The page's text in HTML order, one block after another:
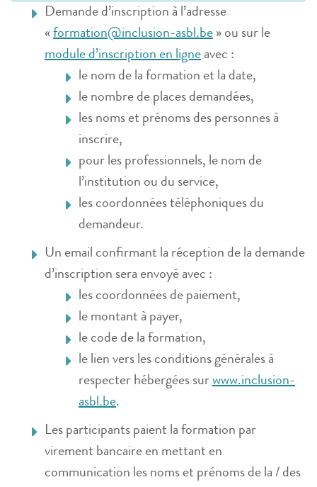
Demande d’inscription à l’adresse
« formation@inclusion-asbl.be » ou sur le
module d’inscription en ligne avec :
le nom de la formation et la date,
le nombre de places demandées,
les noms et prénoms des personnes à
inscrire,
pour les professionnels, le nom de
l’institution ou du service,
les coordonnées téléphoniques du
demandeur.
Un email confirmant la réception de la demande
d’inscription sera envoyé avec :
les coordonnées de paiement,
le montant à payer,
le code de la formation,
le lien vers les conditions générales à
respecter hébergées sur www.inclusion-
asbl.be.
Les participants paient la formation par
virement bancaire en mettant en
communication les noms et prénoms de la / des